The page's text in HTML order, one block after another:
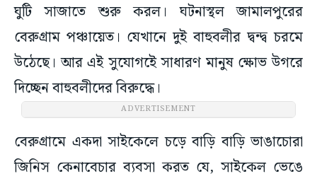
ঘুটি সাজাতে শুরু করল। ঘটনাস্থল জামালপুরের
বেরুগ্রাম পঞ্চায়েত। যেখানে দুই বাহুবলীর দ্বন্দ্ব চরমে
উঠেছে। আর এই সুযোগইে সাধারণ মানুষ ক্ষোভ উগরে
দিচ্ছেন বাহুবলীদের বিরুদ্ধে।
ADVERTISEMENT
বেরুগ্রামে একদা সাইকেলে চড়ে বাড়ি বাড়ি ভাঙাচোরা
জিনিস কেনাবেচার ব্যবসা করত যে, সাইকেল ভেঙে